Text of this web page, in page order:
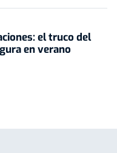
el truco del
en verano